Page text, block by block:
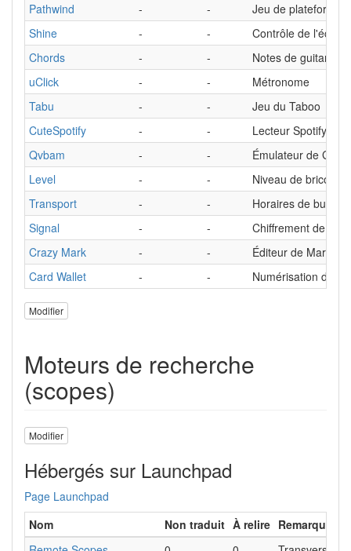
Pathwind
- -
Jeu de plateforme
Shine
- -
Contrôle de
Chords
- -
Notes de guitare
uClick
- -
Métronome
Tabu
- -
Jeu du Taboo
CuteSpotify
- -
Lecteur Spotify
Qvbam
- -
Émulateur de
Level
- -
Niveau de bricolage
Transport
- -
Horaires de bus
Signal
- -
Chiffrement de
Crazy Mark
- -
Éditeur de
Card Wallet
- - Numérisation des
Modifier
Moteurs de recherche
(scopes)
Modifier
Hébergés sur Launchpad
Page Launchpad
Nom
Non traduit À relire Remarques